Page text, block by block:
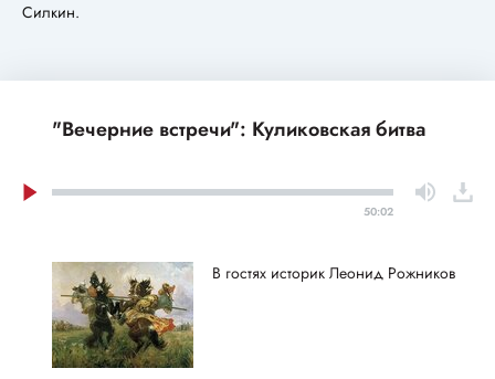
Силкин.
"Вечерние встречи": Куликовская битва
50:02
В гостях историк Леонид Рожников